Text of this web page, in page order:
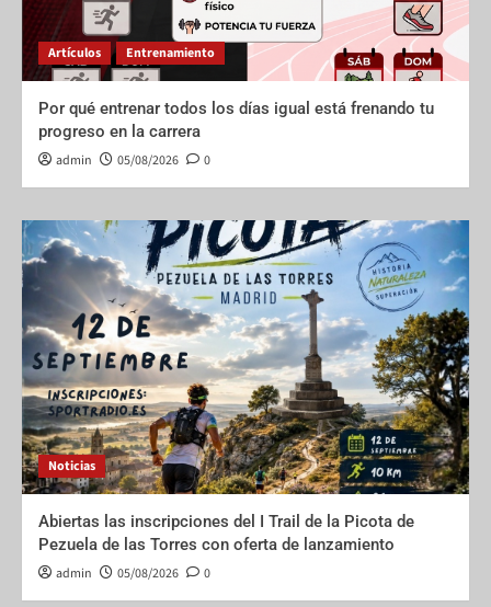
Artículos Entrenamiento
Por qué entrenar todos los días igual está frenando tu
progreso en la carrera
admin 05/08/2026 0
Noticias
Abiertas las inscripciones del I Trail de la Picota de
Pezuela de las Torres con oferta de lanzamiento
admin 05/08/2026 0